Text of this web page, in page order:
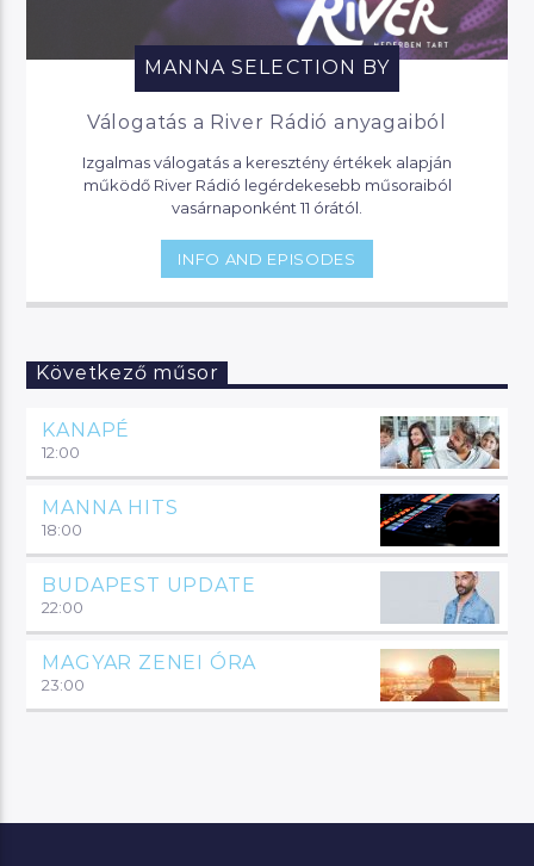
MANNA SELECTION BY
Válogatás a River Rádió anyagaiból
Izgalmas válogatás a keresztény értékek alapján
működő River Rádió legérdekesebb műsoraiból
vasárnaponként 11 órától.
INFO AND EPISODES
Következő műsor
KANAPÉ
12:00
MANNA HITS
18:00
BUDAPEST UPDATE
22:00
MAGYAR ZENEI ÓRA
23:00